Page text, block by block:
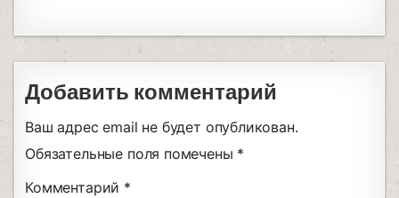
Добавить комментарий
Ваш адрес email не будет опубликован.
Обязательные поля помечены *
Комментарий *